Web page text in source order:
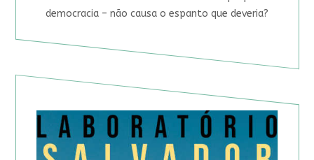
democracia – não causa o espanto que deveria?